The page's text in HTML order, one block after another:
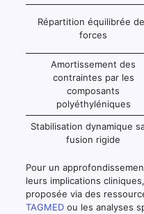
Répartition équilibrée
forces
Amortissement des
contraintes par les
composants
polyéthyléniques
Stabilisation dynamique
fusion rigide
Pour un
leurs implications
proposée via des
TAGMEDou les analyses